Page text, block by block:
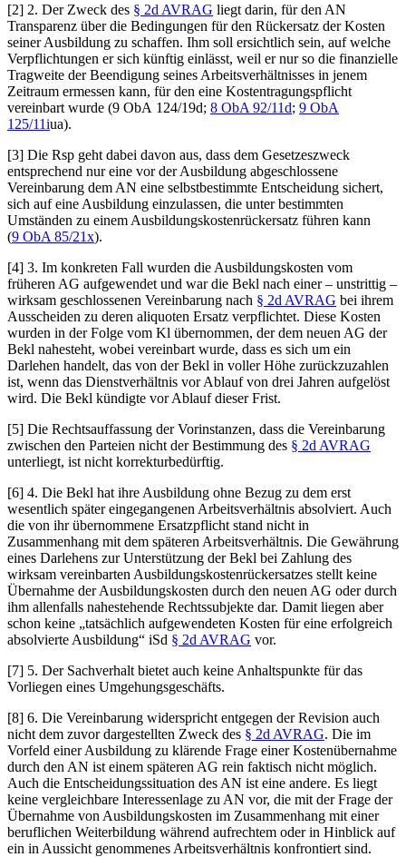
[2] 2. Der Zweck des § 2d AVRAG liegt darin, für den AN
Transparenz über die Bedingungen für den Rückersatz der Kosten
seiner Ausbildung zu schaffen. Ihm soll ersichtlich sein, auf welche
Verpflichtungen er sich künftig einlässt, weil er nur so die finanzielle
Tragweite der Beendigung seines Arbeitsverhältnisses in jenem
Zeitraum ermessen kann, für den eine Kostentragungspflicht
vereinbart wurde (9 ObA 124/19d; 8 ObA 92/11d; 9 ObA
125/11iua).
[3] Die Rsp geht dabei davon aus, dass dem Gesetzeszweck
entsprechend nur eine vor der Ausbildung abgeschlossene
Vereinbarung dem AN eine selbstbestimmte Entscheidung sichert,
sich aufeine Ausbildung einzulassen, die unter bestimmten
Umständen zu einem Ausbildungskostenrückersatz führen kann
(9 ObA 85/21x).
[4] 3. Im konkreten Fall wurden die Ausbildungskosten vom
früheren AG aufgewendet und war die Bekl nach einer – unstrittig –
wirksam geschlossenen Vereinbarung nach § 2d AVRAG bei ihrem
Ausscheiden zu deren aliquoten Ersatz verpflichtet. Diese Kosten
wurden in der Folge vom Kl übernommen, der dem neuen AG der
Bekl nahesteht, wobei vereinbart wurde, dass es sich um ein
Darlehen handelt, das von der Bekl in voller Höhe zurückzuzahlen
ist, wenn das Dienstverhältnis vor Ablauf von drei Jahren aufgelöst
wird. Die Bekl kündigte vor Ablauf dieser Frist.
[5] Die Rechtsauffassung der Vorinstanzen, dass die Vereinbarung
zwischen den Parteien nicht der Bestimmung des § 2d AVRAG
unterliegt, ist nicht korrekturbedürftig.
[6] 4. Die Bekl hat ihre Ausbildung ohne Bezug zu dem erst
wesentlich später eingegangenen Arbeitsverhältnis absolviert. Auch
die von ihr übernommene Ersatzpflicht stand nicht in
Zusammenhang mit dem späteren Arbeitsverhältnis. Die Gewährung
eines Darlehens zur Unterstützung der Bekl bei Zahlung des
wirksam vereinbarten Ausbildungskostenrückersatzes stellt keine
Übernahme der Ausbildungskosten durch den neuen AG oder durch
ihm allenfalls nahestehende Rechtssubjekte dar. Damit liegen aber
schon keine „tatsächlich aufgewendeten Kosten für eine erfolgreich
absolvierte Ausbildung“ iSd § 2d AVRAG vor.
[7] 5. Der Sachverhalt bietet auch keine Anhaltspunkte für das
Vorliegen eines Umgehungsgeschäfts.
[8] 6. Die Vereinbarung widerspricht entgegen der Revision auch
nicht dem zuvor dargestellten Zweck des § 2d AVRAG. Die im
Vorfeld einer Ausbildung zu klärende Frage einer Kostenübernahme
durch den AN ist einem späteren AG rein faktisch nicht möglich.
Auch die Entscheidungssituation des AN ist eine andere. Es liegt
keine vergleichbare Interessenlage zu AN vor, die mit der Frage der
Übernahme von Ausbildungskosten im Zusammenhang mit einer
beruflichen Weiterbildung während aufrechtem oder in Hinblick auf
ein in Aussicht genommenes Arbeitsverhältnis konfrontiert sind.